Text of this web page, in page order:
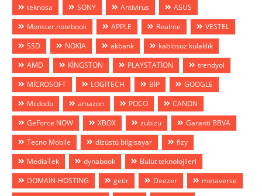
teknosa
SONY Antivirus
ASUS
Monster.notebook
APPLE Realme
VESTEL
SSD
NOKIA akbank
kablosuz kulaklık
AMD
KİNGSTON PLAYSTATİON
trendyol
MİCROSOFT
LOGİTECH BİP
GOOGLE
Mcdodo
amazon POCO
CANON
GeForce NOW
XBOX zubizu
Garanti BBVA
Tecno Mobile
dizüstü bilgisayar
fizy
MediaTek
dynabook
Bulut teknolojileri
DOMAİN-HOSTİNG
getir Deezer
metaverse